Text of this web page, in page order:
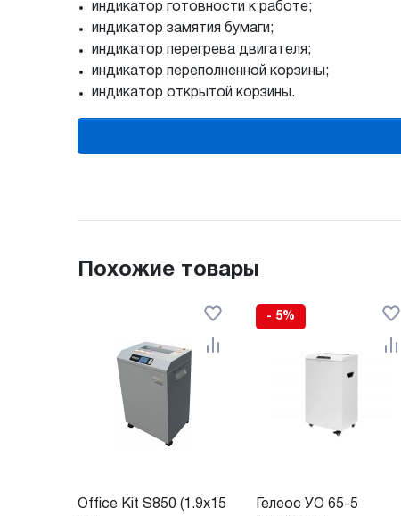
индикатор готовности к работе;
индикатор замятия бумаги;
индикатор перегрева двигателя;
индикатор переполненной корзины;
индикатор открытой корзины.
Похожие товары
Office Kit S850 (1.9x15
- 5%
Гелеос УО 65-5